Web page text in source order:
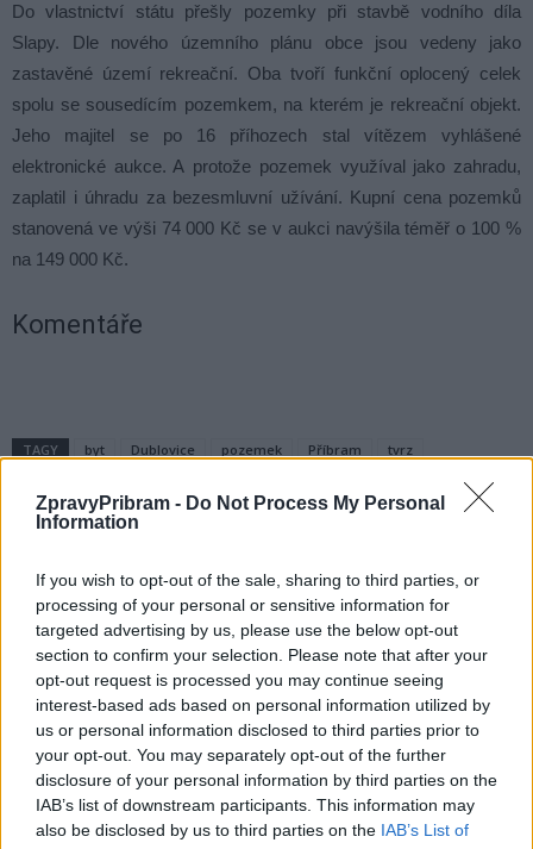
ZpravyPribram - Do Not Process My Personal
Information
If you wish to opt-out of the sale, sharing to third parties, or
processing of your personal or sensitive information for
targeted advertising by us, please use the below opt-out
section to confirm your selection. Please note that after your
opt-out request is processed you may continue seeing
interest-based ads based on personal information utilized by
us or personal information disclosed to third parties prior to
your opt-out. You may separately opt-out of the further
disclosure of your personal information by third parties on the
IAB’s list of downstream participants. This information may
also be disclosed by us to third parties on the IAB’s List of
Do vlastnictví státu přešly pozemky při stavbě vodního díla
Slapy. Dle nového územního plánu obce jsou vedeny jako
zastavěné území rekreační. Oba tvoří funkční oplocený celek
spolu se sousedícím pozemkem, na kterém je rekreační objekt.
Jeho majitel se po 16 příhozech stal vítězem vyhlášené
elektronické aukce. A protože pozemek využíval jako zahradu,
zaplatil i úhradu za bezesmluvní užívání. Kupní cena pozemků
stanovená ve výši 74 000 Kč se v aukci navýšila téměř o 100 %
na 149 000 Kč.
Komentáře
TAGY byt Dublovice pozemek Příbram
tvrz
Policie a BESIP připomínaly
bezpečnost chodců
Následující článek
Město hledá možnosti ubytování
pro uprchlíky z Ukrajiny